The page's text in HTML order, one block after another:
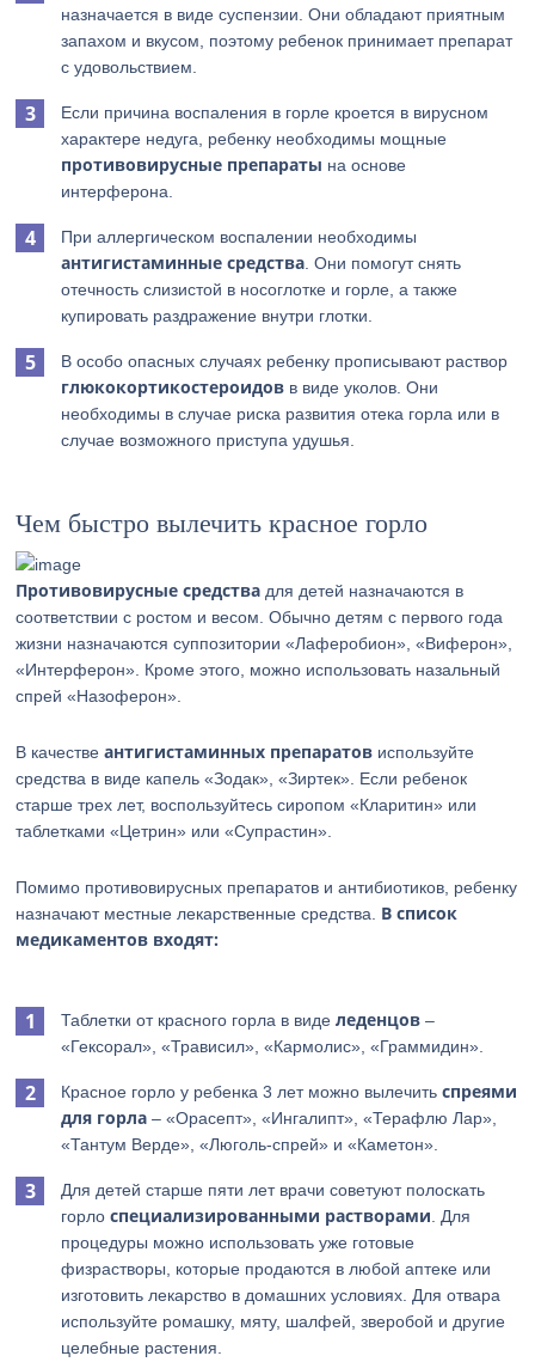
назначается в виде суспензии. Они обладают приятным
запахом и вкусом, поэтому ребенок принимает препарат
с удовольствием.
Если причина воспаления в горле кроется в вирусном
характере недуга, ребенку необходимы мощные
противовирусные препараты на основе
интерферона.
При аллергическом воспалении необходимы
антигистаминные средства . Они помогут снять
отечность слизистой в носоглотке и горле, а также
купировать раздражение внутри глотки.
В особо опасных случаях ребенку прописывают раствор
глюкокортикостероидов в виде уколов. Они
необходимы в случае риска развития отека горла или в
случае возможного приступа удушья.
Чем быстро вылечить красное горло
Противовирусные средства для детей назначаются в
соответствии с ростом и весом. Обычно детям с первого года
жизни назначаются суппозитории «Лаферобион», «Виферон»,
«Интерферон». Кроме этого, можно использовать назальный
спрей «Назоферон».
В качествеантигистаминных препаратов используйте
средства в виде капель «Зодак», «Зиртек». Если ребенок
старше трех лет, воспользуйтесь сиропом «Кларитин» или
таблетками «Цетрин» или «Супрастин».
Помимо противовирусных препаратов и антибиотиков, ребенку
назначают местные лекарственные средства. В список
медикаментов входят:
Таблетки от красного горла в виделеденцов –
«Гексорал», «Трависил», «Кармолис», «Граммидин».
Красное горло у ребенка 3 лет можно вылечитьспреями
для горла – «Орасепт», «Ингалипт», «Терафлю Лар»,
«Тантум Верде», «Люголь-спрей» и «Каметон».
Для детей старше пяти лет врачи советуют полоскать
горлоспециализированными растворами . Для
процедуры можно использовать уже готовые
физрастворы, которые продаются в любой аптеке или
изготовить лекарство в домашних условиях. Для отвара
используйте ромашку, мяту, шалфей, зверобой и другие
целебные растения.